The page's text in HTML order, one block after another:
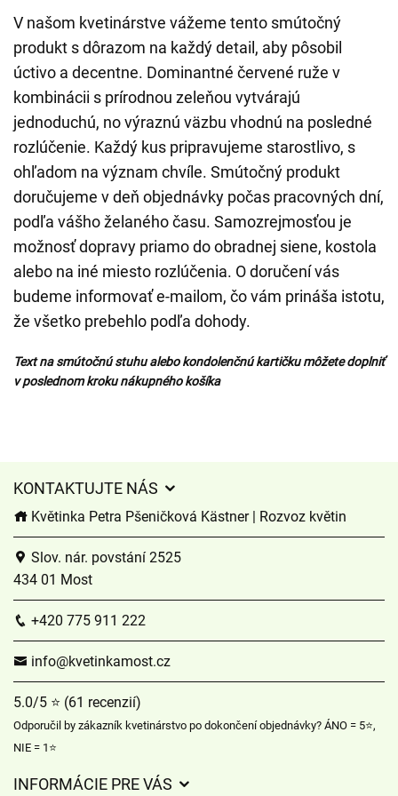
V našom kvetinárstve vážeme tento smútočný
produkt s dôrazom na každý detail, aby pôsobil
úctivo a decentne. Dominantné červené ruže v
kombinácii s prírodnou zeleňou vytvárajú
jednoduchú, no výraznú väzbu vhodnú na posledné
rozlúčenie. Každý kus pripravujeme starostlivo, s
ohľadom na význam chvíle. Smútočný produkt
doručujeme v deň objednávky počas pracovných dní,
podľa vášho želaného času. Samozrejmosťou je
možnosť dopravy priamo do obradnej siene, kostola
alebo na iné miesto rozlúčenia. O doručení vás
budeme informovať e-mailom, čo vám prináša istotu,
že všetko prebehlo podľa dohody.
Text na smútočnú stuhu alebo kondolenčnú kartičku môžete doplniť
v poslednom kroku nákupného košíka
KONTAKTUJTE NÁS
Květinka Petra Pšeničková Kästner | Rozvoz květin
Slov. nár. povstání 2525
434 01 Most
+420 775 911 222
info@kvetinkamost.cz
5.0/5 ⭐ (61 recenzií)
Odporučil by zákazník kvetinárstvo po dokončení objednávky? ÁNO = 5⭐,
NIE = 1⭐
INFORMÁCIE PRE VÁS